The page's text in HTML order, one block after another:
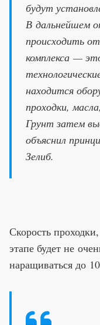
будут
В дальнейшем
происходить
комплекса —
находится
проходки,
Грунт затем
объяснил
Зелиб.
Скорость
этапе будет не
наращиваться до